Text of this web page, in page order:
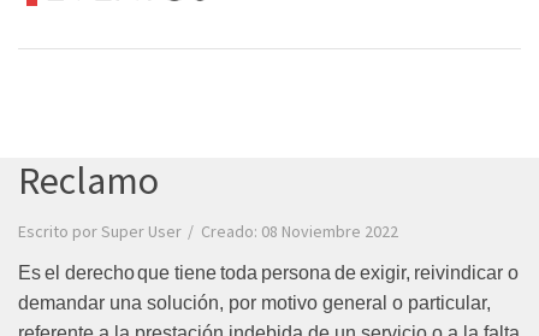
Reclamo
Escrito porSuper User Creado: 08 Noviembre 2022
Esel derechoque tienetoda persona deexigir, reivindicar o
demandar una solución, por motivo general o particular,